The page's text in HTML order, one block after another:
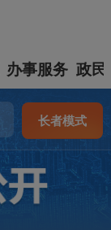
办事服务 政民
长者模式